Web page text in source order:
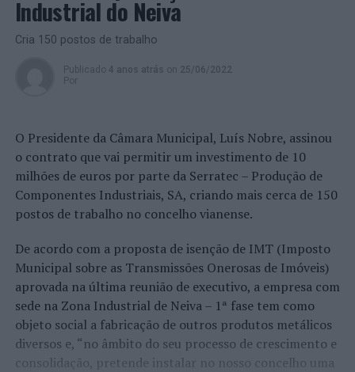
Industrial do Neiva
Cria 150 postos de trabalho
Publicado 4 anos atrás on 25/06/2022
Por
O Presidente da Câmara Municipal, Luís Nobre, assinou
o contrato que vai permitir um investimento de 10
milhões de euros por parte da Serratec – Produção de
Componentes Industriais, SA, criando mais cerca de 150
postos de trabalho no concelho vianense.
De acordo com a proposta de isenção de IMT (Imposto
Municipal sobre as Transmissões Onerosas de Imóveis)
aprovada na última reunião de executivo, a empresa com
sede na Zona Industrial de Neiva – 1ª fase tem como
objeto social a fabricação de outros produtos metálicos
diversos e, “no âmbito do seu processo de crescimento e
consolidação, pretende instalar no nosso concelho uma